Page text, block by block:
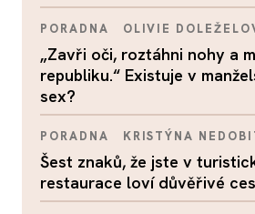
PORADNA OLIVIE
„Zavři oči, roztáhni nohy a
republiku.“ Existuje v
sex?
PORADNA KRISTÝNA
Šest znaků, že jste v
restaurace loví důvěřivé